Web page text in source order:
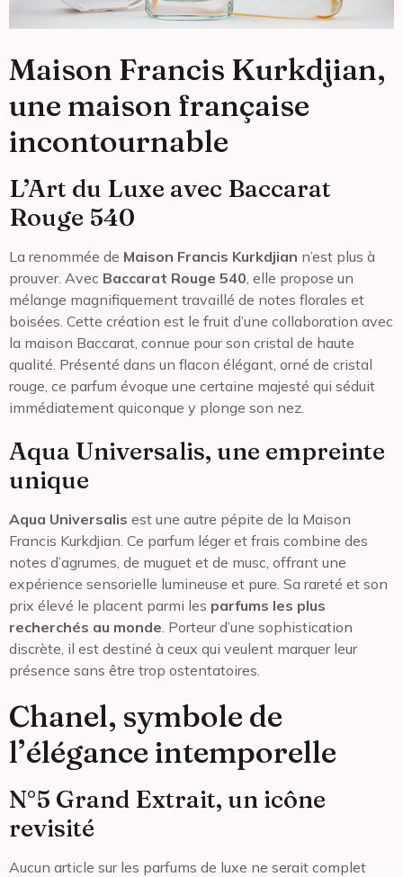
Maison Francis Kurkdjian,
une maison française
incontournable
L’Art du Luxe avec Baccarat
Rouge 540
La renommée de Maison Francis Kurkdjian n’est plus à
prouver. Avec Baccarat Rouge 540, elle propose un
mélange magnifiquement travaillé de notes florales et
boisées. Cette création est le fruit d’une collaboration avec
la maison Baccarat, connue pour son cristal de haute
qualité. Présenté dans un flacon élégant, orné de cristal
rouge, ce parfum évoque une certaine majesté qui séduit
immédiatement quiconque y plonge son nez.
Aqua Universalis, une empreinte
unique
Aqua Universalis est une autre pépite de la Maison
Francis Kurkdjian. Ce parfum léger et frais combine des
notes d’agrumes, de muguet et de musc, offrant une
expérience sensorielle lumineuse et pure. Sa rareté et son
prix élevé le placent parmi les parfums les plus
recherchés au monde . Porteur d’une sophistication
discrète, il est destiné à ceux qui veulent marquer leur
présence sans être trop ostentatoires.
Chanel, symbole de
l’élégance intemporelle
N°5 Grand Extrait, un icône
revisité
Aucun article sur les parfums de luxe ne serait complet